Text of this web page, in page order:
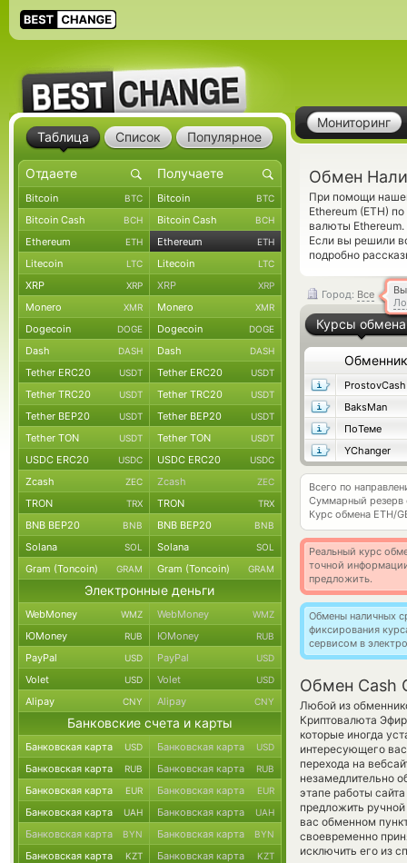
Мониторинг
Обмен
При помощи
Ethereum (ETH)
валюты
Если вы решили
подробно
Город: Все
Курсы обмена
Обменник
ProstovCash
BaksMan
ПоТеме
YChanger
Всего по
Суммарный резерв
Курс обмена ETH/
Реальный курс
точной
предложить.
Обмены наличных
фиксирования
сервисом в
Обмен Cash
Любой из
Криптовалюта
которые иногда
интересующего
перехода на
незамедлительно
этапе работы
предложить
вас обменном
своевременно
исключить его из
Таблица Список Популярное
Bitcoin BTC Bitcoin BTC
Bitcoin Cash BCH Bitcoin Cash BCH
Ethereum ETH Ethereum ETH
Litecoin LTC Litecoin LTC
XRP XRP XRP XRP
Monero XMR Monero XMR
Dogecoin DOGE Dogecoin DOGE
Dash DASH Dash DASH
Tether ERC20 USDT Tether ERC20 USDT
Tether TRC20 USDT Tether TRC20 USDT
Tether BEP20 USDT Tether BEP20 USDT
Tether TON USDT Tether TON USDT
USDC ERC20 USDC USDC ERC20 USDC
Zcash ZEC Zcash ZEC
TRON TRX TRON TRX
BNB BEP20 BNB BNB BEP20 BNB
Solana SOL Solana SOL
Gram (Toncoin) GRAM Gram (Toncoin) GRAM
Электронные деньги
WebMoney WMZ WebMoney WMZ
ЮMoney RUB ЮMoney RUB
PayPal USD PayPal USD
Volet USD Volet USD
Alipay CNY Alipay CNY
Банковские счета и карты
Банковская карта USD Банковская карта USD
Банковская карта RUB Банковская карта RUB
Банковская карта EUR Банковская карта EUR
Банковская карта UAH Банковская карта UAH
Банковская карта BYN Банковская карта BYN
Банковская карта KZT Банковская карта KZT